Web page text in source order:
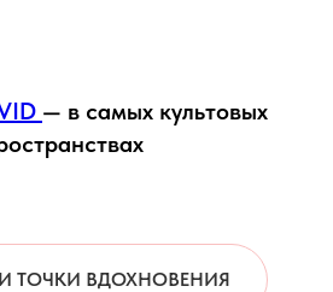
— в самых культовых
ТОЧКИ ВДОХНОВЕНИЯ